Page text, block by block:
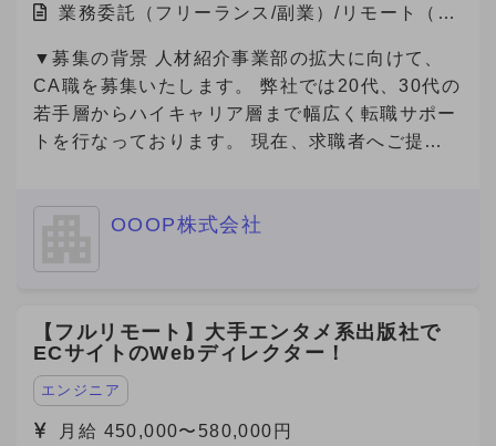
業務委託（フリーランス/副業）/リモート（在
▼募集の背景 人材紹介事業部の拡大に向けて、
CA職を募集いたします。 弊社では20代、30代の
若手層からハイキャリア層まで幅広く転職サポー
トを行なっております。 現在、求職者へご提案
OOOP株式会社
【フルリモート】大手エンタメ系出版社で
ECサイトのWebディレクター！
エンジニア
月給 450,000〜580,000円